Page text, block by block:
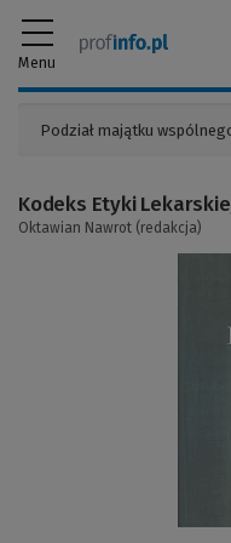
Menu
Kodeks Etyki
Oktawian Nawrot (redakcja)